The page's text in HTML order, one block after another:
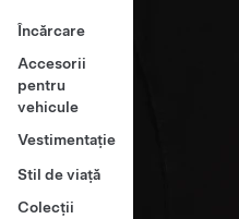
Încărcare
Accesorii
pentru
vehicule
Vestimentație
Stil de viață
Colecții